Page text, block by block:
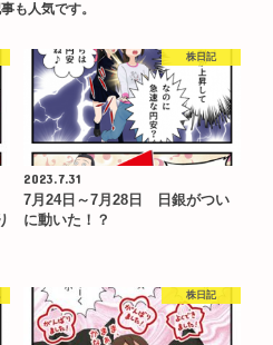
も人気です。
株日記
2023.7.31
7月24日～7月28日 日銀がつい
に動いた！？
株日記